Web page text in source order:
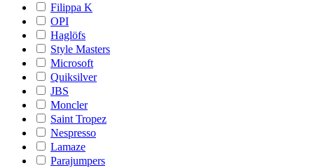
Filippa K
OPI
Haglöfs
Style Masters
Microsoft
Quiksilver
JBS
Moncler
Saint Tropez
Nespresso
Lamaze
Parajumpers